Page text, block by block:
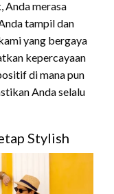
Anda merasa
tampil dan
yang bergaya
kepercayaan
di mana pun
Anda selalu
Stylish